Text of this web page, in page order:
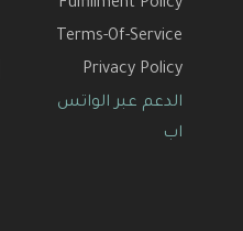
Fulfillment Policy
Terms-Of-Service
Privacy Policy
الدعم عبر الواتس
اب